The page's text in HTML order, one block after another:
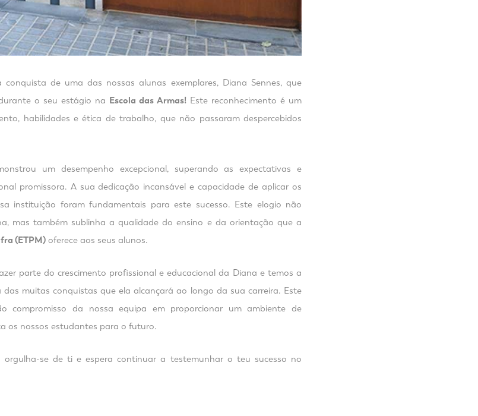
de uma das nossas alunas exemplares, Diana Sennes, que
o seu estágio na Escola das Armas! Este reconhecimento é um
habilidades e ética de trabalho, que não passaram despercebidos
um desempenho excepcional, superando as expectativas e
promissora. A sua dedicação incansável e capacidade de aplicar os
instituição foram fundamentais para este sucesso. Este elogio não
mas também sublinha a qualidade do ensino e da orientação que a
(ETPM) oferece aos seus alunos.
parte do crescimento profissional e educacional da Diana e temos a
muitas conquistas que ela alcançará ao longo da sua carreira. Este
compromisso da nossa equipa em proporcionar um ambiente de
os nossos estudantes para o futuro.
orgulha-se de ti e espera continuar a testemunhar o teu sucesso no